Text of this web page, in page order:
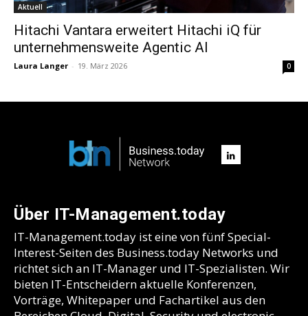
Aktuell
Hitachi Vantara erweitert Hitachi iQ für
unternehmensweite Agentic AI
Laura Langer - 19. März 2026 0
Über IT-Management.today
IT-Management.today ist eine von fünf Special-
Interest-Seiten des Business.today Networks und
richtet sich an IT-Manager und IT-Spezialisten. Wir
bieten IT-Entscheidern aktuelle Konferenzen,
Vorträge, Whitepaper und Fachartikel aus den